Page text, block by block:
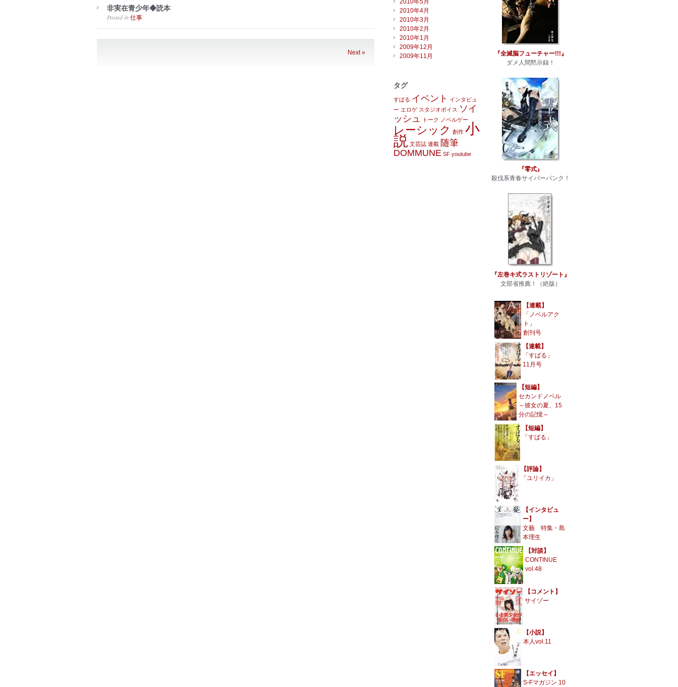
非実在青少年◆読本
Posted in 仕事
Next »
2010年4月
2010年3月
2010年2月
2010年1月
2009年12月
2009年11月
タグ
すばる イベント
インタビュ
ー エロゲ スタジオボイス ソイ
ッシュ
トーク ノベルゲー
レーシック 創作 小
説 文芸誌 連載 随筆
DOMMUNE SF youtube
『全滅脳フューチャー!!!』
ダメ人間黙示録！
『零式』
殺伐系青春サイバーパンク！
『左巻キ式ラストリゾート』
文部省推薦！（絶版）
【連載】
「ノベルアク
ト」
創刊号
【連載】
「すばる」
11月号
【短編】
セカンドノベル
～彼女の夏、15
分の記憶～
【短編】
「すばる」
【評論】
「ユリイカ」
【インタビュ
ー】
文藝 特集・島
本理生
【対談】
CONTINUE
vol.48
【コメント】
サイゾー
【小説】
本人vol.11
【エッセイ】
S-Fマガジン 10